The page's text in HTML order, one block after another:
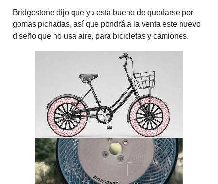
Bridgestone dijo que ya está bueno de quedarse por
gomas pichadas, así que pondrá a la venta este nuevo
diseño que no usa aire, para bicicletas y camiones.